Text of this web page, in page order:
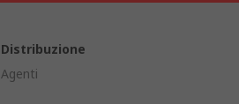
Distribuzione
Agenti